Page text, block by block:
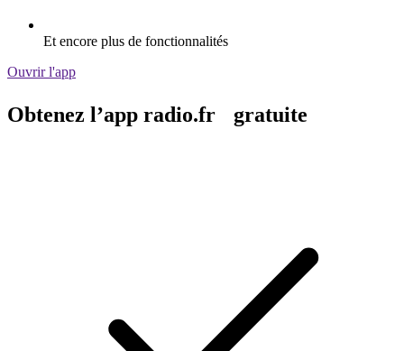
Et encore plus de fonctionnalités
Ouvrir l'app
Obtenez l’app radio.fr gratuite